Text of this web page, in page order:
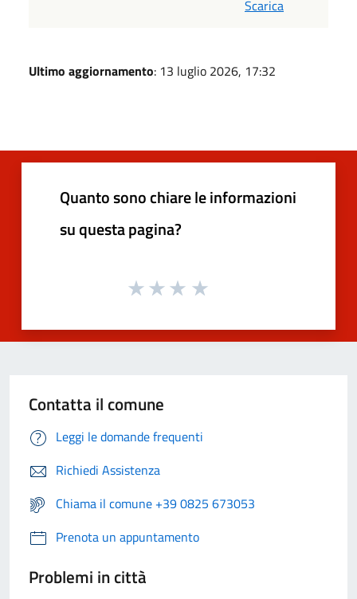
Scarica
Ultimo aggiornamento: 13 luglio 2026, 17:32
Quanto sono chiare le informazioni
su questa pagina?
Contatta il comune
Leggi le domande frequenti
Richiedi Assistenza
Chiama il comune +39 0825 673053
Prenota un appuntamento
Problemi in città